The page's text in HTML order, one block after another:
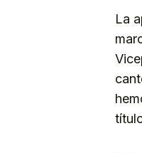
La